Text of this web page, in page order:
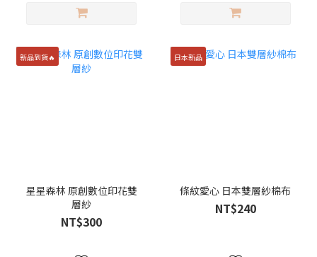
新品到貨🔥
星星森林 原創數位印花雙
層紗
NT$300
日本新品
條紋愛心 日本雙層紗棉布
NT$240